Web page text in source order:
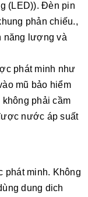
(LED)). Đèn pin
phản chiếu.,
năng lượng và
phát minh như
mũ bảo hiểm
phải cầm
nước áp suất
phát minh. Không
dung dich